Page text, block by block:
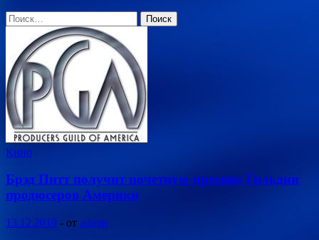
Найти:
Кино
Брэд Питт получит почетную премию Гильдии
продюсеров Америки
13.12.2019 - от admin